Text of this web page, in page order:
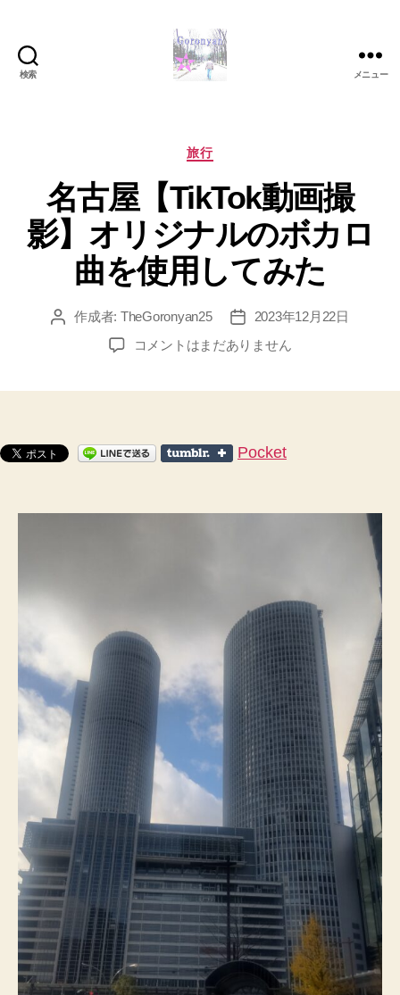
検索
マ
ン
ド
～
音
楽
と
常
の
メニュー
カ
ゴ
リ
ー
旅行
名古屋【TikTok動画撮
影】オリジナルのボカロ
曲を使用してみた
投 作成者: TheGoronyan25
投
稿
日
2023年12月22日
名
画
撮
カ
ロ
使
て
み
た
へ
の
コメントはまだありません
Pocket